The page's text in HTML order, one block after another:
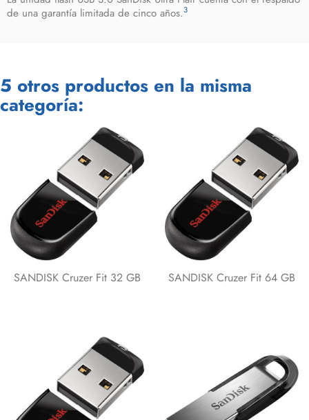
de una garantía limitada de cinco años.3
5 otros productos en la misma
categoría:
SANDISK Cruzer Fit 32 GB SANDISK Cruzer Fit 64 GB